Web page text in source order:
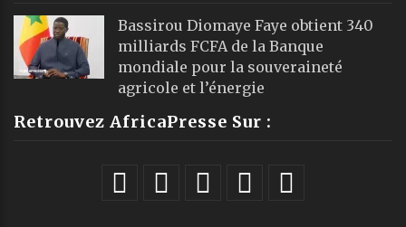
Bassirou Diomaye Faye obtient 340
milliards FCFA de la Banque
mondiale pour la souveraineté
agricole et l’énergie
Retrouvez AfricaPresse Sur :